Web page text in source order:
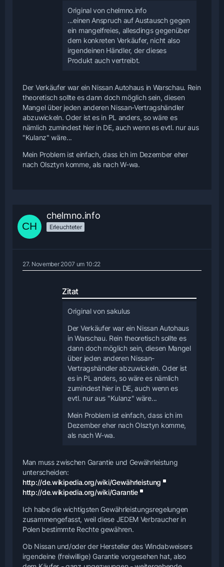
Original von chelmno.info
...einen Anspruch auf Austausch gegen
ein mangelfreies, allesdings gegenüber
dem konkreten Verkäufer, nicht also
irgendeinen Händler, der dieses
Produkt auch vertreibt.
Der Verkäufer war ein Nissan Autohaus in Warschau. Rein
theoretisch sollte es dann doch möglich sein, diesen
Mangel über jeden anderen Nissan-Vertragshändler
abzuwickeln. Oder ist es in PL anders, so wäre es
nämlich zumindest hier in DE, auch wenn es evtl. nur aus
"Kulanz" wäre...
Mein Problem ist einfach, dass ich im Dezember eher
nach Olsztyn komme, als nach W-wa.
chelmno.info
Erleuchteter
27. November 2007 um 10:22
Zitat
Original von sakulus
Der Verkäufer war ein Nissan Autohaus
in Warschau. Rein theoretisch sollte es
dann doch möglich sein, diesen Mangel
über jeden anderen Nissan-
Vertragshändler abzuwickeln. Oder ist
es in PL anders, so wäre es nämlich
zumindest hier in DE, auch wenn es
evtl. nur aus "Kulanz" wäre...
Mein Problem ist einfach, dass ich im
Dezember eher nach Olsztyn komme,
als nach W-wa.
Man muss zwischen Garantie und Gewährleistung
unterscheiden:
http://de.wikipedia.org/wiki/Gewährleistung
http://de.wikipedia.org/wiki/Garantie
Ich habe die wichtigsten Gewährleistungsregelungen
zusammengefasst, weil diese JEDEM Verbraucher in
Polen bestimmte Rechte gewähren.
Ob Nissan und/oder der Hersteller des Windabweisers
irgendeine (freiwillige) Garantie vorgesehen hat, also